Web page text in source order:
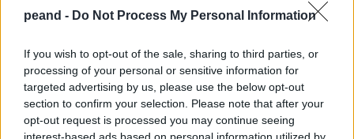
peand - Do Not Process My Personal Information
If you wish to opt-out of the sale, sharing to third parties, or
processing of your personal or sensitive information for
targeted advertising by us, please use the below opt-out
section to confirm your selection. Please note that after your
opt-out request is processed you may continue seeing
Τηλέφωνο: